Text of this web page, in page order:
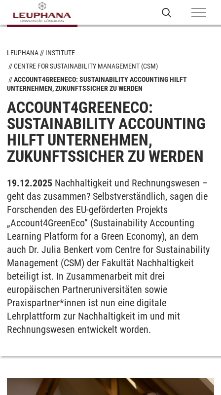
LEUPHANA
INSTITUTE
CENTRE FOR SUSTAINABILITY MANAGEMENT (CSM)
ACCOUNT4GREENECO: SUSTAINABILITY ACCOUNTING HILFT
UNTERNEHMEN, ZUKUNFTSSICHER ZU WERDEN
ACCOUNT4GREENECO:
SUSTAINABILITY ACCOUNTING
HILFT UNTERNEHMEN,
ZUKUNFTSSICHER ZU WERDEN
19.12.2025 Nachhaltigkeit und Rechnungswesen –
geht das zusammen? Selbstverständlich, sagen die
Forschenden des EU-geförderten Projekts
„Account4GreenEco” (Sustainability Accounting
Learning Platform for a Green Economy), an dem
auch Dr. Julia Benkert vom Centre for Sustainability
Management (CSM) der Fakultät Nachhaltigkeit
beteiligt ist. In Zusammenarbeit mit drei
europäischen Partneruniversitäten sowie
Praxispartner*innen ist nun eine digitale
Lehrplattform zur Nachhaltigkeit im und mit
Rechnungswesen entwickelt worden.